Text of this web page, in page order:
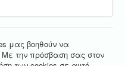
μας βοηθούν να
την πρόσβαση σας στον